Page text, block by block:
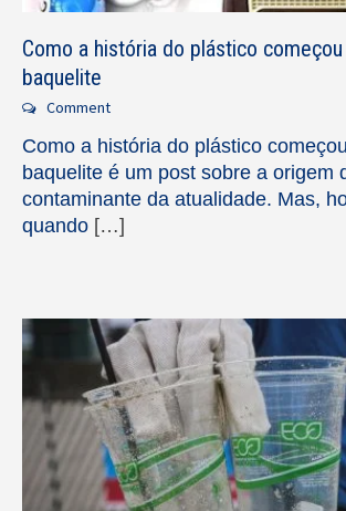
Como a história do plástico
baquelite
Comment
Como a história do plástico
baquelite é um post sobre a origem
contaminante da atualidade. Mas,
quando […]